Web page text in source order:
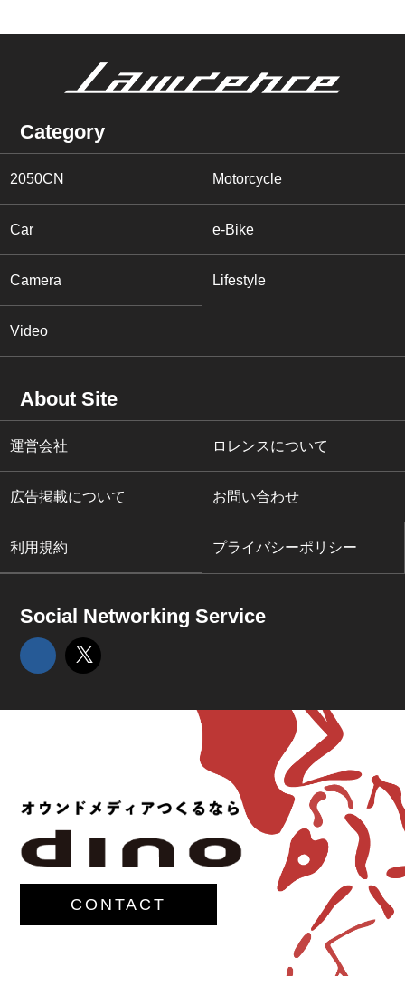
Category
2050CN Motorcycle
Car e-Bike
Camera Lifestyle
Video
About Site
運営会社 ロレンスについて
広告掲載について お問い合わせ
利用規約 プライバシーポリシー
Social Networking Service
CONTACT
Unknown Network Error:404